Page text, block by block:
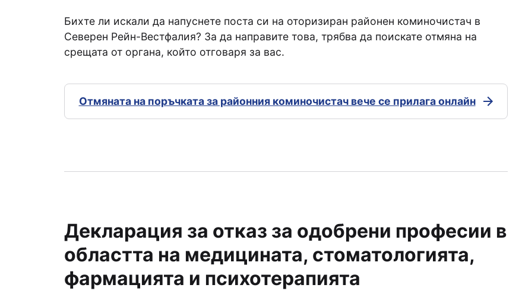
Бихте ли искали да напуснете поста си на оторизиран районен коминочистач в
Северен Рейн-Вестфалия? За да направите това, трябва да поискате отмяна на
срещата от органа, който отговаря за вас.
Отмяната на поръчката за районния коминочистач вече се прилага онлайн
Декларация за отказ за одобрени професии в
областта на медицината, стоматологията,
фармацията и психотерапията